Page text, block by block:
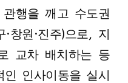
행을 깨고 수도권
창원·진주)으로, 지
교차 배치하는 등
인사이동을 실시